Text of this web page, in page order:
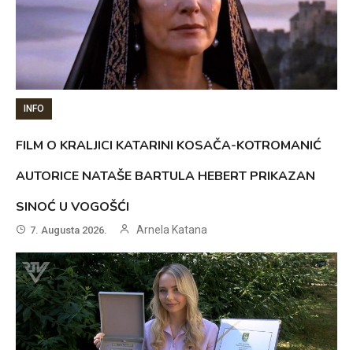
INFO
FILM O KRALJICI KATARINI KOSAČA-KOTROMANIĆ
AUTORICE NATAŠE BARTULA HEBERT PRIKAZAN
SINOĆ U VOGOŠĆI
7. Augusta 2026. Arnela Katana